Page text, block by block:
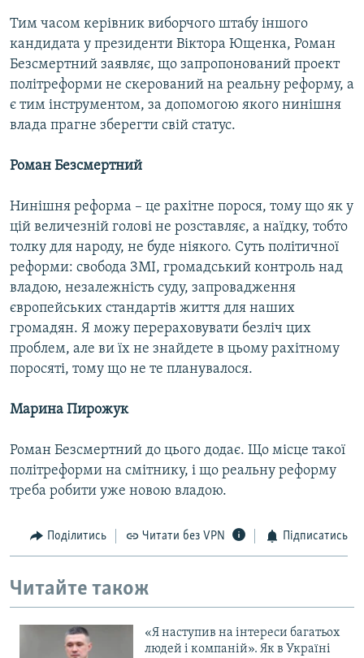
Тим часом керівник виборчого штабу іншого
кандидата у президенти Віктора Ющенка, Роман
Безсмертний заявляє, що запропонований проект
політреформи не скерований на реальну реформу, а
є тим інструментом, за допомогою якого нинішня
влада прагне зберегти свій статус.
Роман Безсмертний
Нинішня реформа – це рахітне порося, тому що як у
цій величезній голові не розставляє, а наїдку, тобто
толку для народу, не буде ніякого. Суть політичної
реформи: свобода ЗМІ, громадський контроль над
владою, незалежність суду, запровадження
європейських стандартів життя для наших
громадян. Я можу перераховувати безліч цих
проблем, але ви їх не знайдете в цьому рахітному
поросяті, тому що не те планувалося.
Марина Пирожук
Роман Безсмертний до цього додає. Що місце такої
політреформи на смітнику, і що реальну реформу
треба робити уже новою владою.
Поділитись Читати без VPN Підписатись
Читайте також
«Я наступив на інтереси багатьох
людей і компаній». Як в Україні